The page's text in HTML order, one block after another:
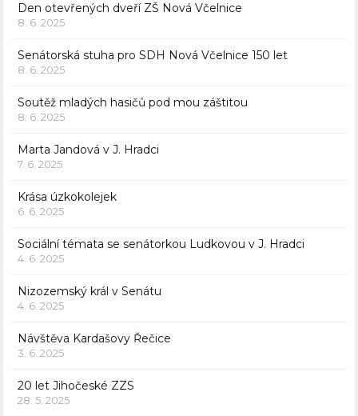
Den otevřených dveří ZŠ Nová Včelnice
8. 6. 2025
Senátorská stuha pro SDH Nová Včelnice 150 let
8. 6. 2025
Soutěž mladých hasičů pod mou záštitou
8. 6. 2025
Marta Jandová v J. Hradci
7. 6. 2025
Krása úzkokolejek
6. 6. 2025
Sociální témata se senátorkou Ludkovou v J. Hradci
4. 6. 2025
Nizozemský král v Senátu
4. 6. 2025
Návštěva Kardašovy Řečice
3. 6. 2025
20 let Jihočeské ZZS
28. 5. 2025